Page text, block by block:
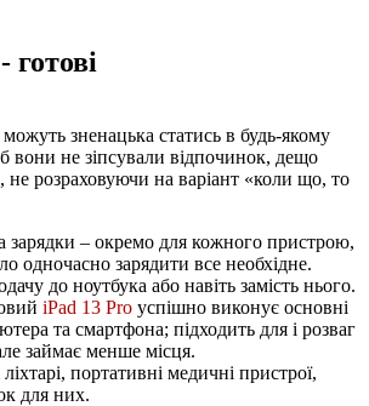
готові
зненацька статись в будь-якому
вони не зіпсували відпочинок, дещо
не розраховуючи на варіант «коли що, то
зарядки – окремо для кожного пристрою,
одночасно зарядити все необхідне.
до ноутбука або навіть замість нього.
iPad 13 Pro успішно виконує основні
та смартфона; підходить для і розваг
займає менше місця.
портативні медичні пристрої,
для них.